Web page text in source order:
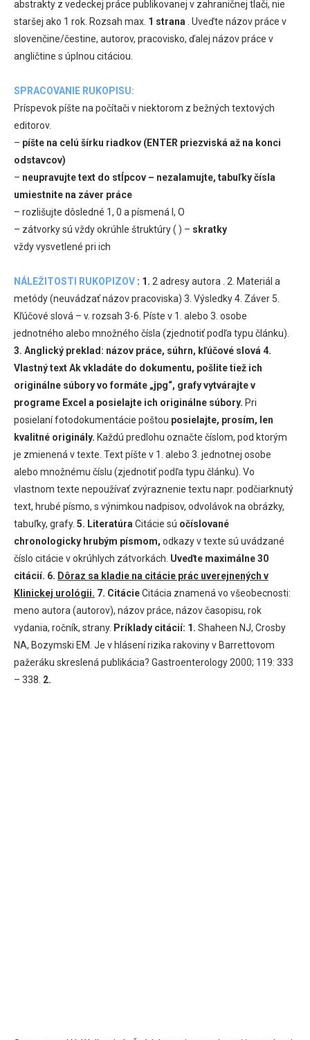
abstrakty z vedeckej práce publikovanej v zahraničnej tlači, nie
staršej ako 1 rok. Rozsah max. 1 strana . Uveďte názov práce v
slovenčine/čestine, autorov, pracovisko, ďalej názov práce v
angličtine s úplnou citáciou.
SPRACOVANIE RUKOPISU:
Príspevok píšte na počítači v niektorom z bežných textových
editorov.
– píšte na celú šírku riadkov (ENTER priezviská až na konci
odstavcov)
– neupravujte text do stĺpcov – nezalamujte, tabuľky čísla
umiestnite na záver práce
– rozlišujte dôsledné 1, 0 a písmená l, O
– zátvorky sú vždy okrúhle štruktúry ( ) – skratky
vždy vysvetlené pri ich
NÁLEŽITOSTI RUKOPIZOV : 1. 2 adresy autora . 2. Materiál a
metódy (neuvádzať názov pracoviska) 3. Výsledky 4. Záver 5.
Kľúčové slová – v. rozsah 3-6. Píste v 1. alebo 3. osobe
jednotného alebo množného čísla (zjednotiť podľa typu článku).
3. Anglický preklad: názov práce, súhrn, kľúčové slová 4.
Vlastný textAk vkladáte do dokumentu, pošlite tiež ich
originálne súbory vo formáte „jpg“, grafy vytvárajte v
programe Excel a posielajte ich originálne súbory. Pri
posielaní fotodokumentácie poštou posielajte, prosím, len
kvalitné originály. Každú predlohu označte číslom, pod ktorým
je zmienená v texte. Text píšte v 1. alebo 3. jednotnej osobe
alebo množnému číslu (zjednotiť podľa typu článku). Vo
vlastnom texte nepoužívať zvýraznenie textu napr. podčiarknutý
text, hrubé písmo, s výnimkou nadpisov, odvolávok na obrázky,
tabuľky, grafy. 5. Literatúra Citácie sú očíslované
chronologicky hrubým písmom, odkazy v texte sú uvádzané
číslo citácie v okrúhlych zátvorkách. Uveďte maximálne 30
citácií. 6. Dôraz sa kladie na citácie prác uverejnených v
Klinickej urológii. 7. CitácieCitácia znamená vo všeobecnosti:
meno autora (autorov), názov práce, názov časopisu, rok
vydania, ročník, strany. Príklady citácií: 1. Shaheen NJ, Crosby
NA, Bozymski EM. Je v hlásení rizika rakoviny v Barrettovom
pažeráku skreslená publikácia? Gastroenterology 2000; 119: 333
– 338. 2.